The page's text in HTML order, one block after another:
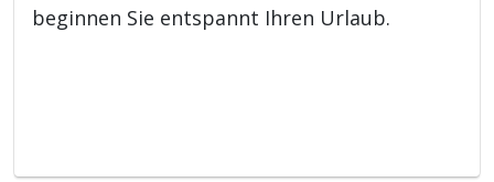
beginnen Sie entspannt Ihren Urlaub.